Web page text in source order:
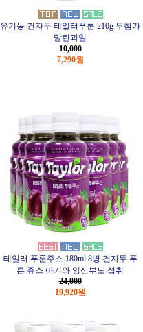
유기농 건자두 테일러푸룬 210g 무첨가
말린과일
10,000
7,290원
테일러 푸룬주스 180ml 8병 건자두 푸
른 쥬스 아기와 임산부도 섭취
24,000
19,920원